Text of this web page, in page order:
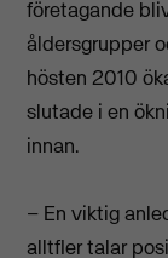
företagande
åldersgrupper
hösten 2010
slutade i en
innan.
– En viktig
alltfler talar